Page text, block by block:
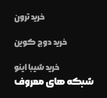
خرید ترون
خرید دوج کوین
خرید شیبا اینو
شبکه های معروف